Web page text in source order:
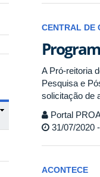
CENTRAL DE
A Pró-reitoria
Pesquisa e
solicitação de
Portal
31/07/2020
ACONTECE